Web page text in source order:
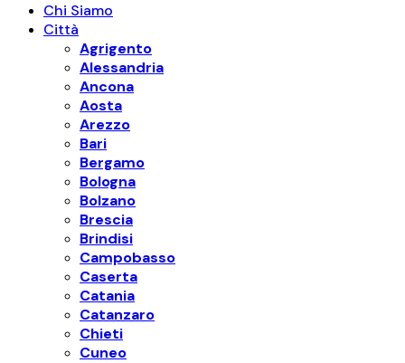
Chi Siamo
Città
Agrigento
Alessandria
Ancona
Aosta
Arezzo
Bari
Bergamo
Bologna
Bolzano
Brescia
Brindisi
Campobasso
Caserta
Catania
Catanzaro
Chieti
Cuneo